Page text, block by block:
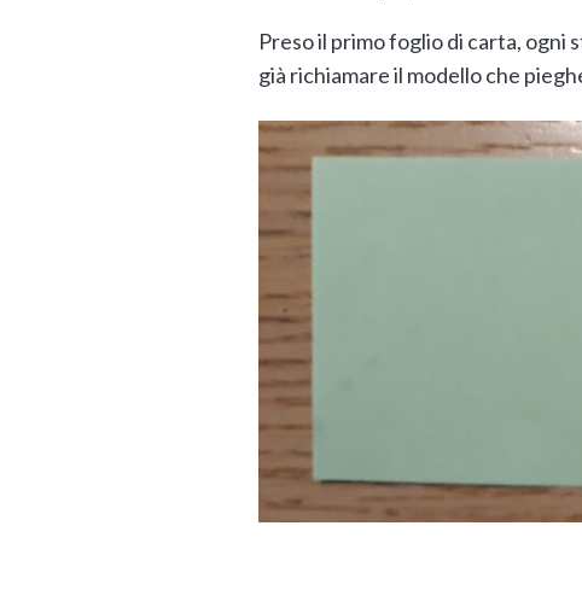
Preso il primo foglio di carta, ogni
già richiamare il modello che